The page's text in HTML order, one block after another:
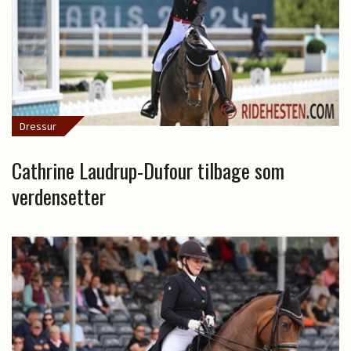
Dressur
Cathrine Laudrup-Dufour tilbage som
verdensetter